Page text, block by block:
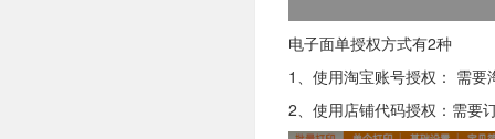
电子面单授权方式有2种
1、使用淘宝账号授权： 需
2、使用店铺代码授权：需要